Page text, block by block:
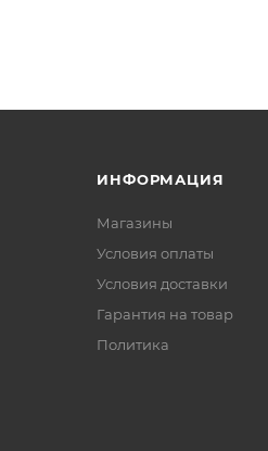
ИНФОРМАЦИЯ
Магазины
Условия оплаты
Условия доставки
Гарантия на товар
Политика